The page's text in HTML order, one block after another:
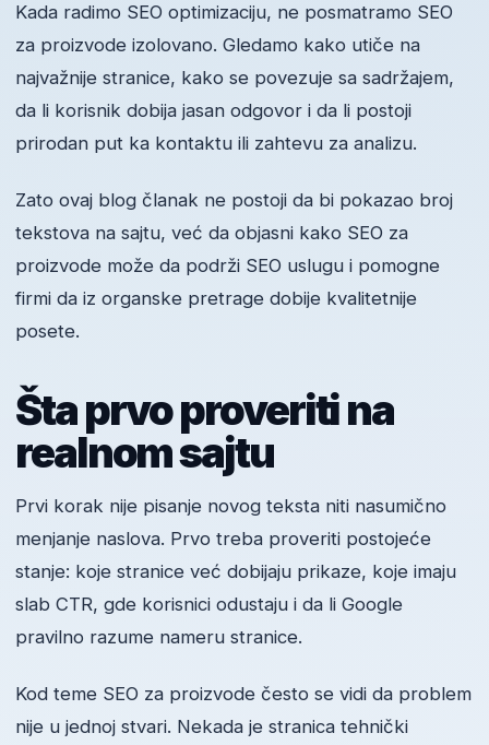
Kada radimo SEO optimizaciju, ne posmatramo SEO
za proizvode izolovano. Gledamo kako utiče na
najvažnije stranice, kako se povezuje sa sadržajem,
da li korisnik dobija jasan odgovor i da li postoji
prirodan put ka kontaktu ili zahtevu za analizu.
Zato ovaj blog članak ne postoji da bi pokazao broj
tekstova na sajtu, već da objasni kako SEO za
proizvode može da podrži SEO uslugu i pomogne
firmi da iz organske pretrage dobije kvalitetnije
posete.
Šta prvo proveriti na
realnom sajtu
Prvi korak nije pisanje novog teksta niti nasumično
menjanje naslova. Prvo treba proveriti postojeće
stanje: koje stranice već dobijaju prikaze, koje imaju
slab CTR, gde korisnici odustaju i da li Google
pravilno razume nameru stranice.
Kod teme SEO za proizvode često se vidi da problem
nije u jednoj stvari. Nekada je stranica tehnički